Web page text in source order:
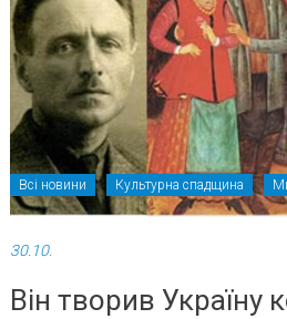
Всі новини Культурна спадщина
30.10.
Він творив Україну